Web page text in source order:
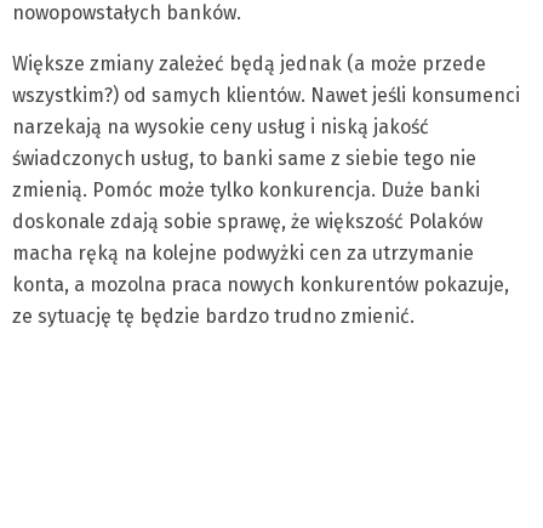
nowopowstałych banków.
Większe zmiany zależeć będą jednak (a może przede
wszystkim?) od samych klientów. Nawet jeśli konsumenci
narzekają na wysokie ceny usług i niską jakość
świadczonych usług, to banki same z siebie tego nie
zmienią. Pomóc może tylko konkurencja. Duże banki
doskonale zdają sobie sprawę, że większość Polaków
macha ręką na kolejne podwyżki cen za utrzymanie
konta, a mozolna praca nowych konkurentów pokazuje,
ze sytuację tę będzie bardzo trudno zmienić.